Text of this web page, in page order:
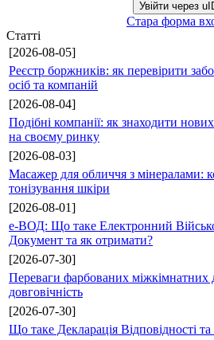
Увійти через
Стара форма
Статті
[2026-08-05]
Реєстр боржників: як перевірити
осіб та компаній
[2026-08-04]
Подібні компанії: як знаходити нових
на своєму ринку
[2026-08-03]
Масажер для обличчя з мінералами:
тонізування шкіри
[2026-08-01]
е-ВОД: Що таке Електронний
Документ та як отримати?
[2026-07-30]
Переваги фарбованих міжкімнатних
довговічність
[2026-07-30]
Що таке Декларація Відповідності